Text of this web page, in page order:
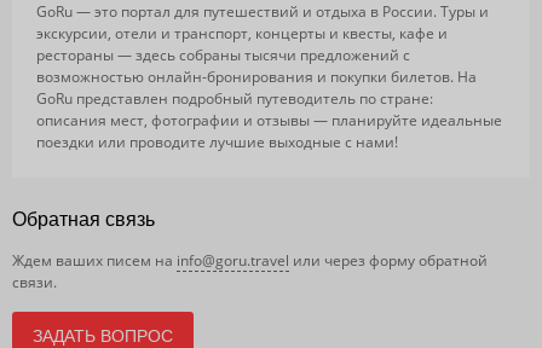
GoRu — это портал для путешествий и отдыха в России. Туры и
экскурсии, отели и транспорт, концерты и квесты, кафе и
рестораны — здесь собраны тысячи предложений с
возможностью онлайн-бронирования и покупки билетов. На
GoRu представлен подробный путеводитель по стране:
описания мест, фотографии и отзывы — планируйте идеальные
поездки или проводите лучшие выходные с нами!
Обратная связь
Ждем ваших писем на info@goru.travel или через форму обратной
связи.
ЗАДАТЬ ВОПРОС